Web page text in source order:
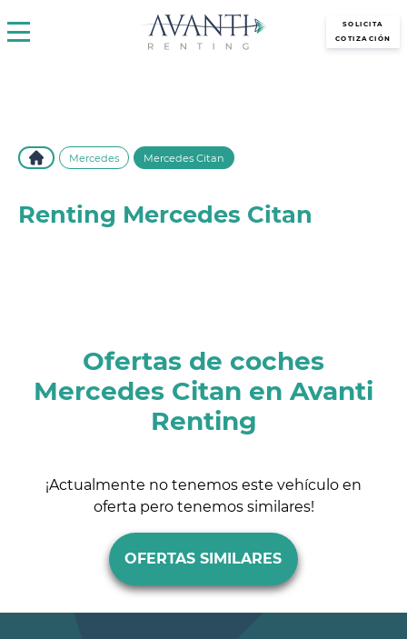
SOLICITA
COTIZACIÓN
Mercedes Mercedes Citan
Renting Mercedes Citan
Ofertas de coches
Mercedes Citan en Avanti
Renting
¡Actualmente no tenemos este vehículo en
oferta pero tenemos similares!
OFERTAS SIMILARES